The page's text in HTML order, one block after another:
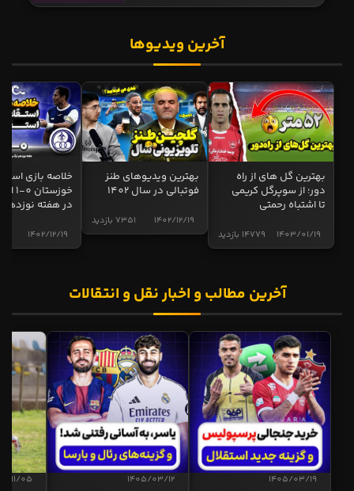
آخرین ویدیوها
بهترین گل های از راه
دور؛ از سوپرگل کریمی
تا اشتباه رحمتی
14779 بازدید 1403/01/19
بهترین ویدیوهای طنز
فوتبالی در سال 1402
7351 بازدید 1402/12/19
خلاصه بازی
در هفته نوزدهم
1402/12/19
آخرین مطالب و اخبار نقل و انتقالات
1405/03/19
1405/03/12
11/05